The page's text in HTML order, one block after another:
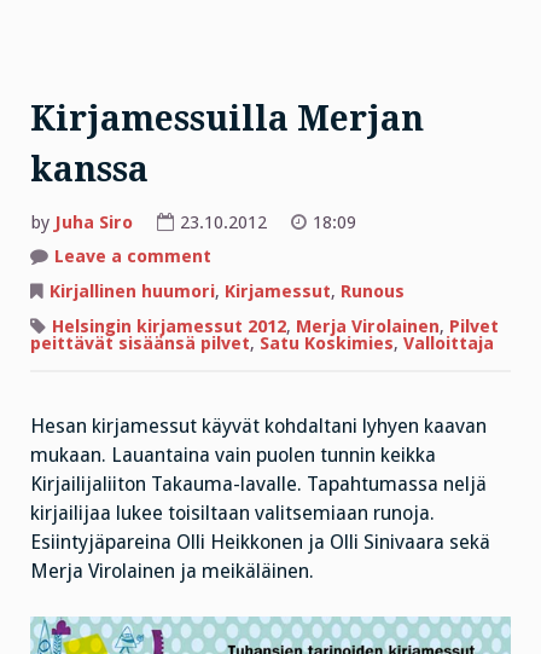
Kirjamessuilla Merjan
kanssa
by Juha Siro 23.10.2012
18:09
Leave a comment
Merjan
kanssa
Kirjallinen huumori, Kirjamessut, Runous
Helsingin kirjamessut 2012, Merja Virolainen, Pilvet
peittävät sisäänsä pilvet, Satu Koskimies, Valloittaja
Hesan kirjamessut käyvät kohdaltani lyhyen kaavan
mukaan. Lauantaina vain puolen tunnin keikka
Kirjailijaliiton Takauma-lavalle. Tapahtumassa neljä
kirjailijaa lukee toisiltaan valitsemiaan runoja.
Esiintyjäpareina Olli Heikkonen ja Olli Sinivaara sekä
Merja Virolainen ja meikäläinen.